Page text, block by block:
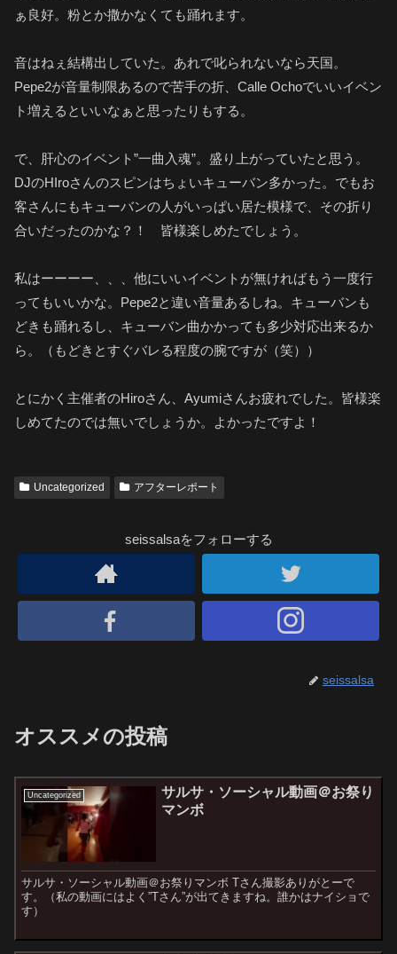
ぁ良好。粉とか撒かなくても踊れます。
音はねぇ結構出していた。あれで叱られないなら天国。
Pepe2が音量制限あるので苦手の折、Calle Ochoでいいイベン
ト増えるといいなぁと思ったりもする。
で、肝心のイベント”一曲入魂”。盛り上がっていたと思う。
DJのHIroさんのスピンはちょいキューバン多かった。でもお
客さんにもキューバンの人がいっぱい居た模様で、その折り
合いだったのかな？！ 皆様楽しめたでしょう。
私はーーーー、、、他にいいイベントが無ければもう一度行
ってもいいかな。Pepe2と違い音量あるしね。キューバンも
どきも踊れるし、キューバン曲かかっても多少対応出来るか
ら。（もどきとすぐバレる程度の腕ですが（笑））
とにかく主催者のHiroさん、Ayumiさんお疲れでした。皆様楽
しめてたのでは無いでしょうか。よかったですよ！
Uncategorized アフターレポート
seissalsaをフォローする
seissalsa
オススメの投稿
Uncategorized
サルサ・ソーシャル動画＠お祭り
マンボ
サルサ・ソーシャル動画＠お祭りマンボ Tさん撮影ありがとーで
す。（私の動画にはよく”Tさん”が出てきますね。誰かはナイショで
す）